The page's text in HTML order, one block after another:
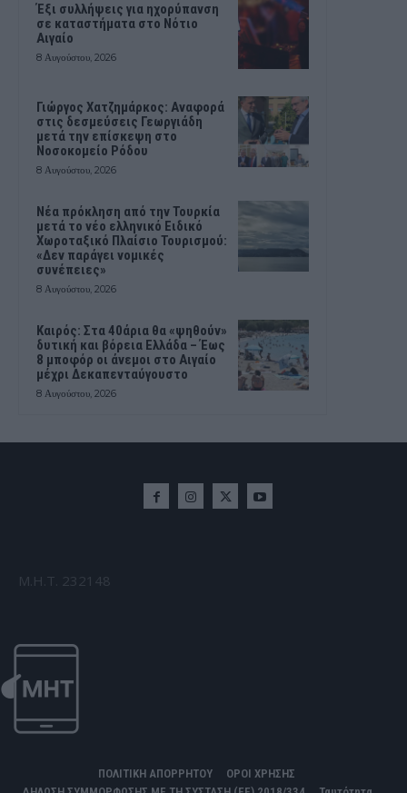
Έξι συλλήψεις για ηχορύπανση
σε καταστήματα στο Νότιο
Αιγαίο
8 Αυγούστου, 2026
Γιώργος Χατζημάρκος: Αναφορά
στις δεσμεύσεις Γεωργιάδη
μετά την επίσκεψη στο
Νοσοκομείο Ρόδου
8 Αυγούστου, 2026
Νέα πρόκληση από την Τουρκία
μετά το νέο ελληνικό Ειδικό
Χωροταξικό Πλαίσιο Τουρισμού:
«Δεν παράγει νομικές
συνέπειες»
8 Αυγούστου, 2026
Καιρός: Στα 40άρια θα «ψηθούν»
δυτική και βόρεια Ελλάδα – Έως
8 μποφόρ οι άνεμοι στο Αιγαίο
μέχρι Δεκαπενταύγουστο
8 Αυγούστου, 2026
Μ.Η.Τ. 232148
ΠΟΛΙΤΙΚΗ ΑΠΟΡΡΗΤΟΥ
ΟΡΟΙ ΧΡΗΣΗΣ